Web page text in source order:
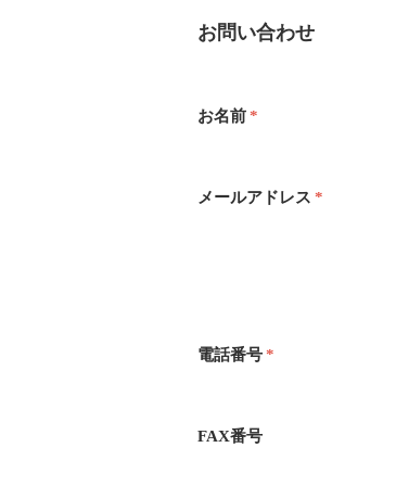
お問い合わせ
お名前*
メールアドレス *
電話番号*
FAX番号